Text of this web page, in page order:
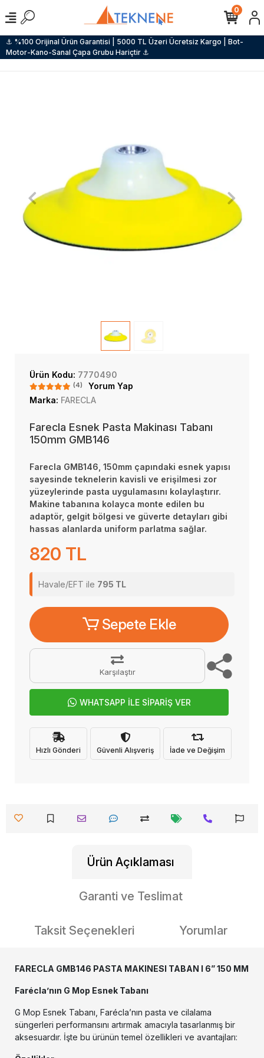
⚓ %100 Orijinal Ürün Garantisi | 5000 TL Üzeri Ücretsiz Kargo | Bot-
Motor-Kano-Sanal Çapa Grubu Hariçtir ⚓
0
Ürün Kodu: 7770490
(4)
Yorum Yap
Marka: FARECLA
Farecla Esnek Pasta Makinası Tabanı
150mm GMB146
Farecla GMB146, 150mm çapındaki esnek yapısı
sayesinde teknelerin kavisli ve erişilmesi zor
yüzeylerinde pasta uygulamasını kolaylaştırır.
Makine tabanına kolayca monte edilen bu
adaptör, gelgit bölgesi ve güverte detayları gibi
hassas alanlarda uniform parlatma sağlar.
820 TL
Havale/EFT ile 795 TL
Sepete Ekle
Karşılaştır
WHATSAPP İLE SİPARİŞ VER
Hızlı Gönderi Güvenli Alışveriş İade ve Değişim
Ürün Açıklaması
Garanti ve Teslimat
Taksit Seçenekleri Yorumlar
FARECLA GMB146 PASTA MAKINESI TABAN I 6” 150 MM
Farécla’nın G Mop Esnek Tabanı
G Mop Esnek Tabanı, Farécla’nın pasta ve cilalama
süngerleri performansını artırmak amacıyla tasarlanmış bir
aksesuardır. İşte bu ürünün temel özellikleri ve avantajları: